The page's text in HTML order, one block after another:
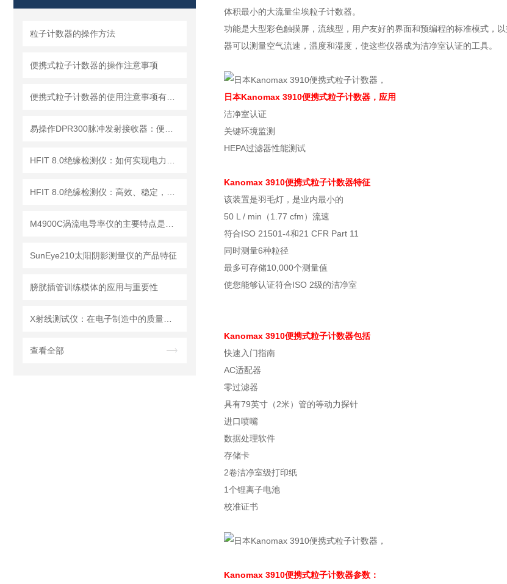
粒子计数器的操作方法
便携式粒子计数器的操作注意事项
SunEye210太阳阴影测量仪的产品特征
膀胱插管训练模体的应用与重要性
查看全部
体积最小的大流量尘埃粒子计数器。
功能是大型彩色触摸屏，流线型，用户友好的界面和预编程的标准模式，
器可以测量空气流速，温度和湿度，使这些仪器成为洁净室认证的工具。
日本Kanomax 3910便携式粒子计数器， 应用
洁净室认证
关键环境监测
HEPA过滤器性能测试
Kanomax 3910便携式粒子计数器特征
该装置是羽毛灯，是业内最小的
50 L / min（1.77 cfm）流速
符合ISO 21501-4和21 CFR Part 11
同时测量6种粒径
最多可存储10,000个测量值
使您能够认证符合ISO 2级的洁净室
Kanomax 3910便携式粒子计数器包括
快速入门指南
AC适配器
零过滤器
具有79英寸（2米）管的等动力探针
进口喷嘴
数据处理软件
存储卡
2卷洁净室级打印纸
1个锂离子电池
校准证书
Kanomax 3910便携式粒子计数器参数：